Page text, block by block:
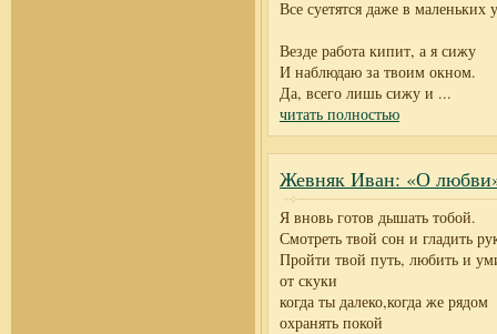
Все суетятся даже в маленьких
Везде работа кипит, а я сижу
И наблюдаю за твоим окном.
Да, всего лишь сижу и ...
читать полностью
Жевняк Иван: «О
Я вновь готов дышать тобой.
Смотреть твой сон и гладить
Пройти твой путь, любить и
от скуки
когда ты далеко,когда же рядом
охранять покой